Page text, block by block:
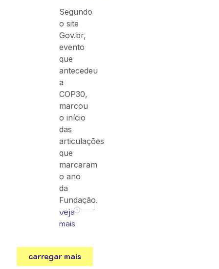
Segundo
o site
Gov.br,
evento
que
antecedeu
a
COP30,
marcou
o início
das
articulações
que
marcaram
o ano
da
Fundação.
veja
mais
carregar mais